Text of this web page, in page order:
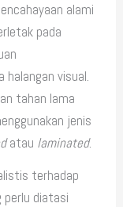
alami
pada
visual.
tahan lama
jenis
atau laminated.
terhadap
perlu diatasi